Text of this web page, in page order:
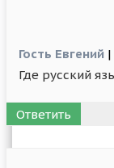
Гость Евгений |
Где русский
Ответить